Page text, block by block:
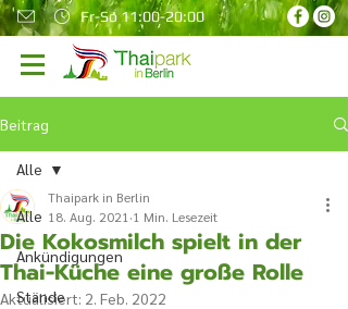
Fr-So 11:00-20:00
Beitrag
Alle
Ankündigungen
Stände
Alle
Die Kokosmilch spielt in der
Thai-Küche eine große Rolle
Thaipark in Berlin
18. Aug. 2021 1 Min. Lesezeit
Aktualisiert: 2. Feb. 2022